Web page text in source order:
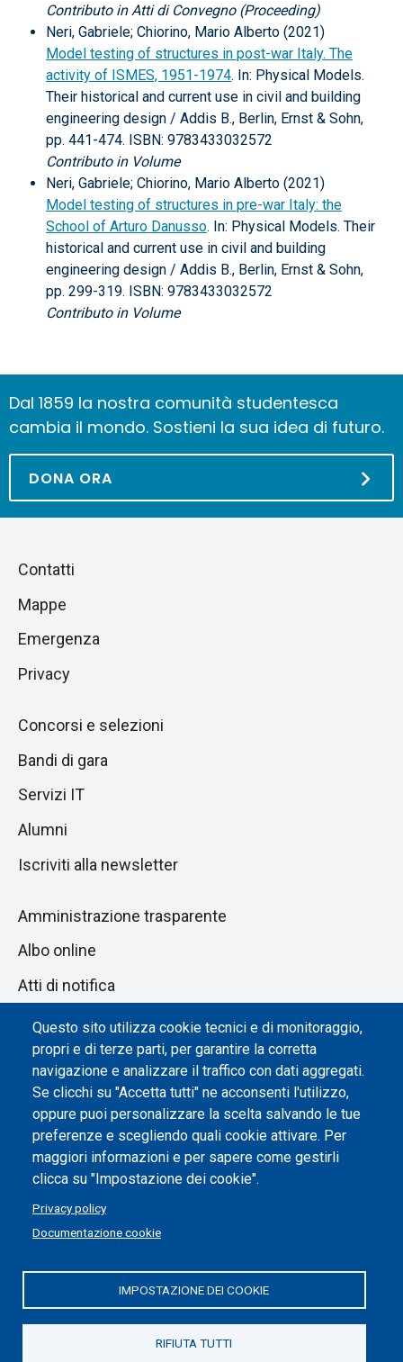
Contributo in Atti di Convegno (Proceeding)
Neri, Gabriele; Chiorino, Mario Alberto (2021)
Model testing of structures in post-war Italy. The
activity of ISMES, 1951-1974. In: Physical Models.
Their historical and current use in civil and building
engineering design / Addis B., Berlin, Ernst & Sohn,
pp. 441-474. ISBN: 9783433032572
Contributo in Volume
Neri, Gabriele; Chiorino, Mario Alberto (2021)
Model testing of structures in pre-war Italy: the
School of Arturo Danusso. In: Physical Models. Their
historical and current use in civil and building
engineering design / Addis B., Berlin, Ernst & Sohn,
pp. 299-319. ISBN: 9783433032572
Contributo in Volume
Questo sito utilizza cookie tecnici e di monitoraggio,
propri e di terze parti, per garantire la corretta
navigazione e analizzare il traffico con dati aggregati.
Se clicchi su "Accetta tutti" ne acconsenti l'utilizzo,
oppure puoi personalizzare la scelta salvando le tue
preferenze e scegliendo quali cookie attivare. Per
maggiori informazioni e per sapere come gestirli
clicca su "Impostazione dei cookie".
Privacy policy
Documentazione cookie
IMPOSTAZIONE DEI COOKIE
RIFIUTA TUTTI
Dal 1859 la nostra comunità studentesca
cambia il mondo. Sostieni la sua idea di futuro.
DONA ORA
Salta
sezione
Piè
di
pagina
Contatti
Mappe
Emergenza
Privacy
Concorsi e selezioni
Bandi di gara
Servizi IT
Alumni
Iscriviti alla newsletter
Amministrazione trasparente
Albo online
Atti di notifica
Dichiarazione di accessibilità
Impostazione dei cookie
Politecnico di Torino | Corso Duca degli Abruzzi, 24 | 10129
Torino, ITALIA | P.IVA/C.F. 00518460019 | PEC